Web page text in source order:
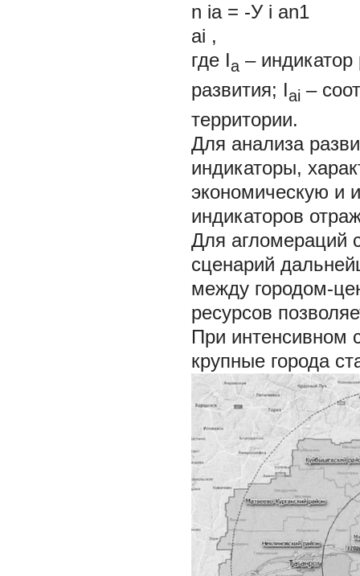
n ia = -У i an1
ai ,
где Ia –
развития; Iai –
территории.
Для анализа
индикаторы,
экономическую и
индикаторов
Для агломераций
сценарий
между городом-
ресурсов
При интенсивном
крупные города